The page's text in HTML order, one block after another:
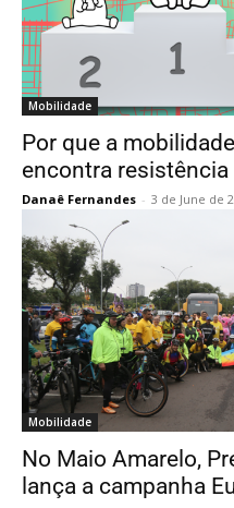
Mobilidade
Por que a
encontra
Danaê Fernandes - 3 de June de
Mobilidade
No Maio Amarelo,
lança a campanha